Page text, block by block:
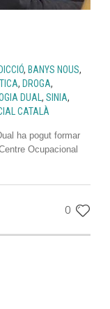
, BANYS NOUS,
, DROGA,
DUAL , SINIA,
CATALÀ
ha pogut formar
Ocupacional
0